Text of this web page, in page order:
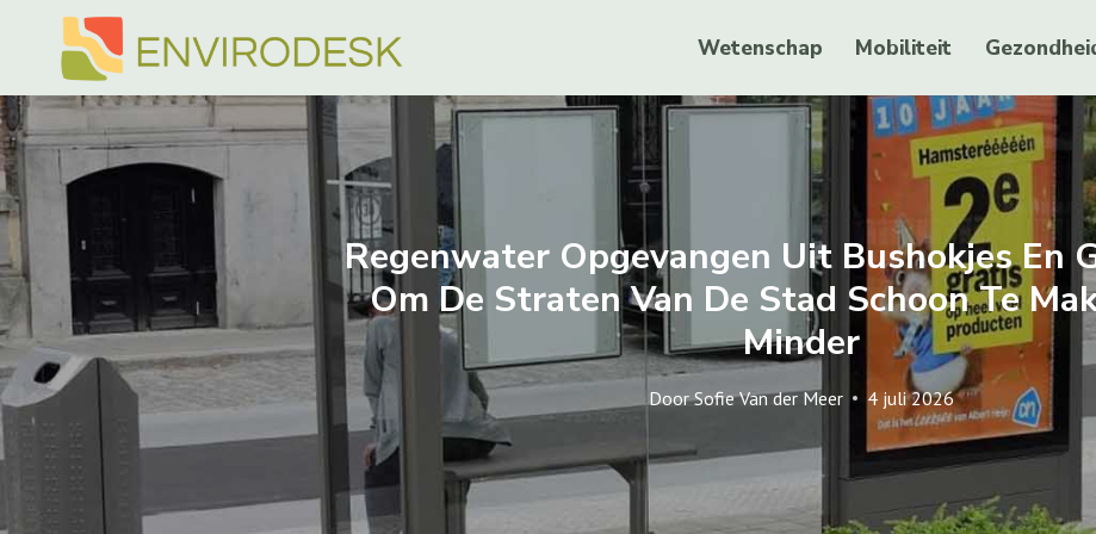
Doorgaan
Wetenschap Mobiliteit
Regenwater Opgevangen Uit Bushokjes En
Om De Straten Van De Stad Schoon Te
Minder
DoorSofie Van der Meer 4 juli 2026